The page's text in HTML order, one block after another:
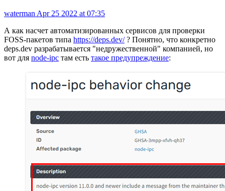
waterman Apr 25 2022 at 07:35
А как насчет автоматизированных сервисов для проверки
FOSS-пакетов типа https://deps.dev/? Понятно, что конкретно
deps.dev разрабатывается "недружественной" компанией, но
вот для node-ipc там есть такое предупреждение: